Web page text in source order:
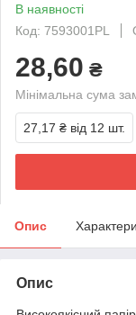
В наявності
Код: 7593001PL
28,60 ₴
Мінімальна сума
27,17 ₴ від 12 шт.
Опис
Опис